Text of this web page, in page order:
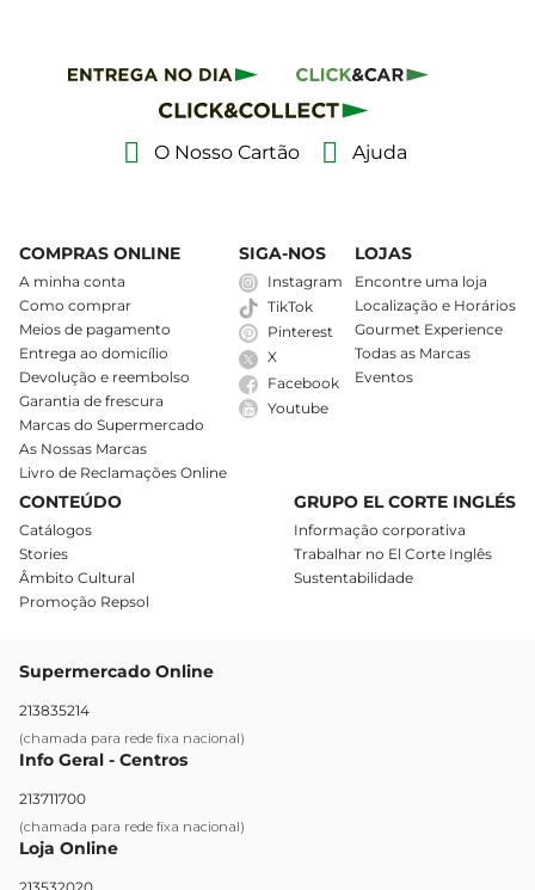
O Nosso Cartão Ajuda
COMPRAS ONLINE
A minha conta
Como comprar
Meios de pagamento
Entrega ao domicílio
Devolução e reembolso
Garantia de frescura
Marcas do Supermercado
As Nossas Marcas
Livro de Reclamações Online
SIGA-NOS
Instagram
TikTok
Pinterest
X
Facebook
Youtube
LOJAS
Encontre uma loja
Localização e Horários
Gourmet Experience
Todas as Marcas
Eventos
CONTEÚDO
Catálogos
Stories
Âmbito Cultural
Promoção Repsol
GRUPO EL CORTE INGLÉS
Informação corporativa
Trabalhar no El Corte Inglês
Sustentabilidade
Supermercado Online
213835214
(chamada para rede fixa nacional)
Info Geral - Centros
213711700
(chamada para rede fixa nacional)
Loja Online